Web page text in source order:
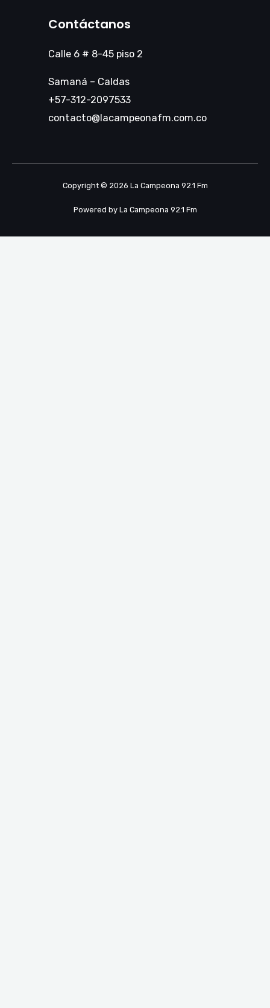
Contáctanos
Calle 6 # 8-45 piso 2
Samaná – Caldas
+57-312-2097533
contacto@lacampeonafm.com.co
Copyright © 2026 La Campeona 92.1 Fm
Powered by La Campeona 92.1 Fm